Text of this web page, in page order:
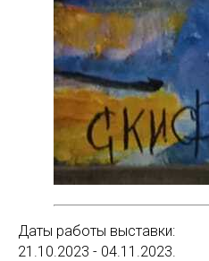
Даты работы выставки:
21.10.2023 - 04.11.2023.